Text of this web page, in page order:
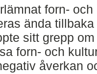
forn-
ända
sitt grepp
forn- och
åverkan